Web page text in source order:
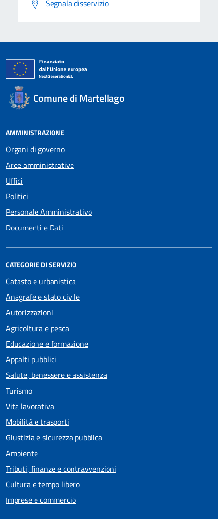
Segnala disservizio
Comune di Martellago
AMMINISTRAZIONE
Organi di governo
Aree amministrative
Uffici
Politici
Personale Amministrativo
Documenti e Dati
CATEGORIE DI SERVIZIO
Catasto e urbanistica
Anagrafe e stato civile
Autorizzazioni
Agricoltura e pesca
Educazione e formazione
Appalti pubblici
Salute, benessere e assistenza
Turismo
Vita lavorativa
Mobilità e trasporti
Giustizia e sicurezza pubblica
Ambiente
Tributi, finanze e contravvenzioni
Cultura e tempo libero
Imprese e commercio